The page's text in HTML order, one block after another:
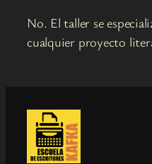
No. El taller se
cualquier proyecto